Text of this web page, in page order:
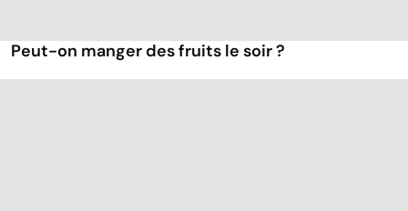
Peut-on manger des fruits le soir ?